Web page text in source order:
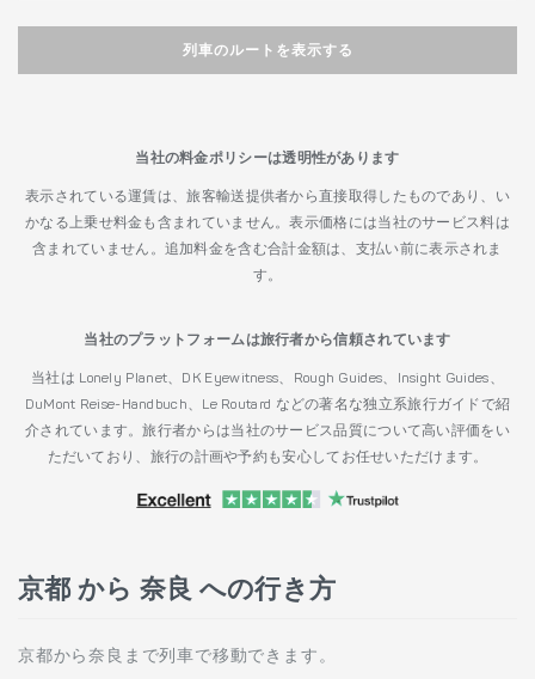
列車のルートを表示する
当社の料金ポリシーは透明性があります
表示されている運賃は、旅客輸送提供者から直接取得したものであり、い
かなる上乗せ料金も含まれていません。表示価格には当社のサービス料は
含まれていません。追加料金を含む合計金額は、支払い前に表示されま
す。
当社のプラットフォームは旅行者から信頼されています
当社は Lonely Planet、DK Eyewitness、Rough Guides、Insight Guides、
DuMont Reise-Handbuch、Le Routard などの著名な独立系旅行ガイドで紹
介されています。旅行者からは当社のサービス品質について高い評価をい
ただいており、旅行の計画や予約も安心してお任せいただけます。
京都 から 奈良 への行き方
京都から奈良まで列車で移動できます。